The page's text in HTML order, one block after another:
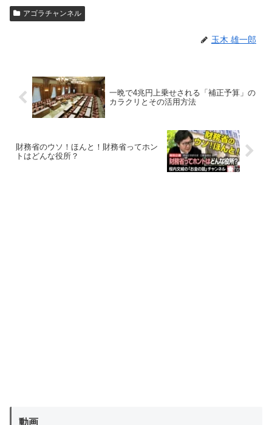
アゴラチャンネル
玉木 雄一郎
一晩で4兆円上乗せされる「補正予算」の
カラクリとその活用方法
財務省のウソ！ほんと！財務省ってホン
トはどんな役所？
動画